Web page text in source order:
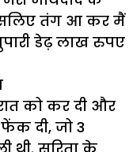
तंग आ कर मैं
डेढ़ लाख रुपए
को कर दी और
दी, जो 3